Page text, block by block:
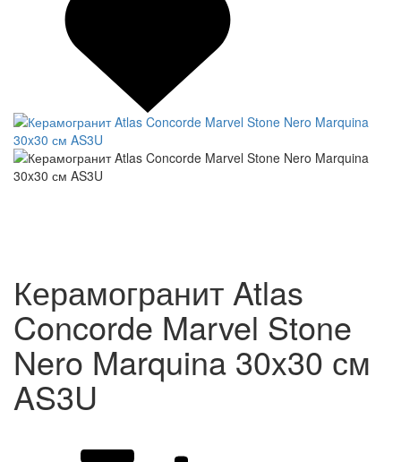
Керамогранит Atlas
Concorde Marvel Stone
Nero Marquina 30x30 см
AS3U